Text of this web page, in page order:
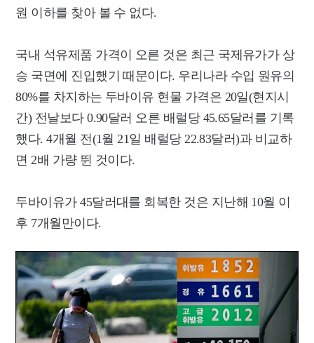
원 이하를 찾아 볼 수 없다.
국내 석유제품 가격이 오른 것은 최근 국제유가가 상
승 국면에 진입했기 때문이다. 우리나라 수입 원유의
80%를 차지하는 두바이유 현물 가격은 20일(현지시
간) 전날보다 0.90달러 오른 배럴당 45.65달러를 기록
했다. 4개월 전(1월 21일 배럴당 22.83달러)과 비교하
면 2배 가량 뛴 것이다.
두바이유가 45달러대를 회복한 것은 지난해 10월 이
후 7개월만이다.